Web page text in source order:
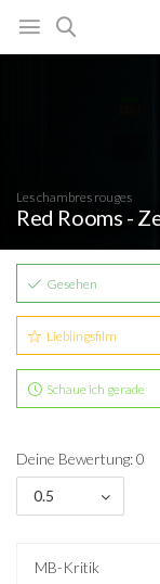
Les chambres rouges
Red Rooms -
Gesehen
Lieblingsfilm
Schaue ich gerade
Deine Bewertung: 0
0.5
MB-Kritik